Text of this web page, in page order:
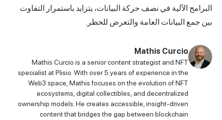
البرامج الآلية في نصف حركة البيانات، يتزايد باستمرار التفاوت
بين جمع البيانات العامة والتعرض للحظر.
Mathis Curcio
Mathis Curcio is a senior content strategist and NFT
specialist at Plisio. With over 5 years of experience in the
Web3 space, Mathis focuses on the evolution of NFT
ecosystems, digital collectibles, and decentralized
ownership models. He creates accessible, insight-driven
content that bridges the gap between blockchain